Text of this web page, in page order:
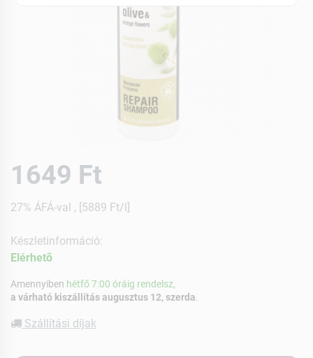
1649 Ft
27% ÁFÁ-val , [5889 Ft/l]
Készletinformáció:
Elérhetõ
Amennyiben hétfő 7:00 óráig rendelsz,
a várható kiszállítás augusztus 12, szerda
Szállítási díjak